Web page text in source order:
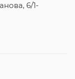
6/1-